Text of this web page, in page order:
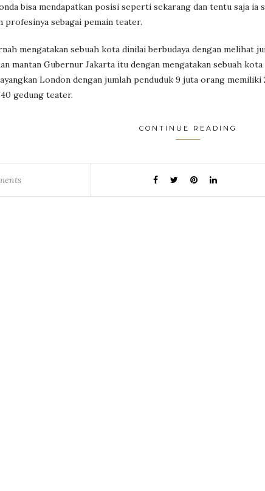
bisa mendapatkan posisi seperti sekarang dan tentu saja ia
profesinya sebagai pemain teater.
mengatakan sebuah kota dinilai berbudaya dengan melihat
mantan Gubernur Jakarta itu dengan mengatakan sebuah
London dengan jumlah penduduk 9 juta orang
gedung teater.
CONTINUE READING